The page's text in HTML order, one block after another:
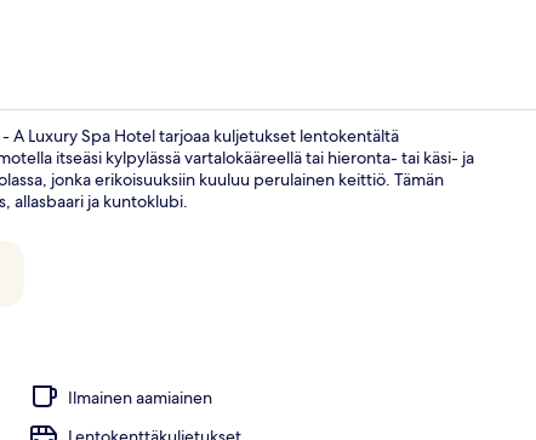
A Luxury Spa Hotel tarjoaa kuljetukset lentokentältä
itseäsi kylpylässä vartalokääreellä tai hieronta- tai käsi- ja
jonka erikoisuuksiin kuuluu perulainen keittiö. Tämän
allasbaari ja kuntoklubi.
Ilmainen aamiainen